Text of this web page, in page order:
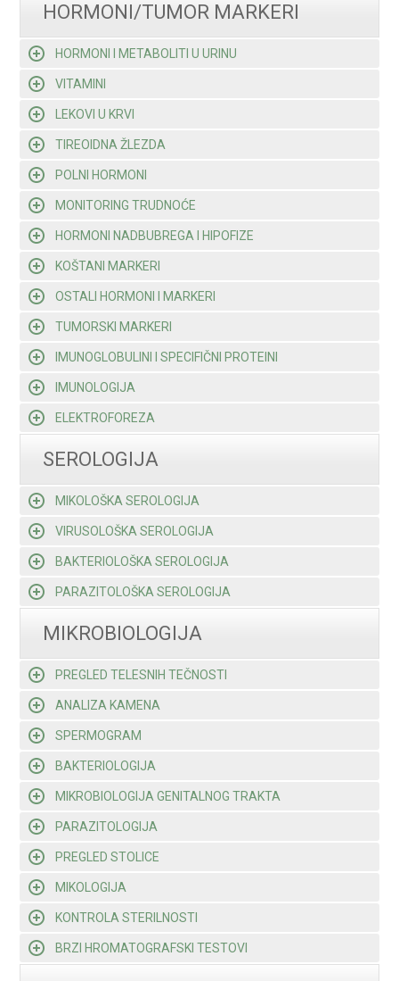
HORMONI/TUMOR MARKERI
HORMONI I METABOLITI U URINU
VITAMINI
LEKOVI U KRVI
TIREOIDNA ŽLEZDA
POLNI HORMONI
MONITORING TRUDNOĆE
HORMONI NADBUBREGA I HIPOFIZE
KOŠTANI MARKERI
OSTALI HORMONI I MARKERI
TUMORSKI MARKERI
IMUNOGLOBULINI I SPECIFIČNI PROTEINI
IMUNOLOGIJA
ELEKTROFOREZA
SEROLOGIJA
MIKOLOŠKA SEROLOGIJA
VIRUSOLOŠKA SEROLOGIJA
BAKTERIOLOŠKA SEROLOGIJA
PARAZITOLOŠKA SEROLOGIJA
MIKROBIOLOGIJA
PREGLED TELESNIH TEČNOSTI
ANALIZA KAMENA
SPERMOGRAM
BAKTERIOLOGIJA
MIKROBIOLOGIJA GENITALNOG TRAKTA
PARAZITOLOGIJA
PREGLED STOLICE
MIKOLOGIJA
KONTROLA STERILNOSTI
BRZI HROMATOGRAFSKI TESTOVI